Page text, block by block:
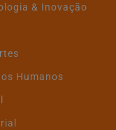
& Inovação
Humanos